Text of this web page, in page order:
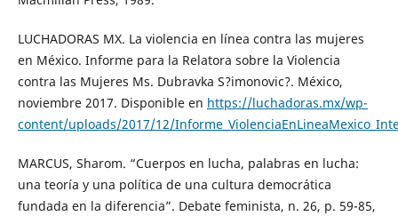
LUCHADORAS MX. La violencia en línea contra las mujeres
en México. Informe para la Relatora sobre la Violencia
contra las Mujeres Ms. Dubravka S?imonovic?. México,
noviembre 2017. Disponible en https://luchadoras.mx/wp-
content/uploads/2017/12/
MARCUS, Sharom. “Cuerpos en lucha, palabras en lucha:
una teoría y una política de una cultura democrática
fundada en la diferencia”. Debate feminista, n. 26, p. 59-85,